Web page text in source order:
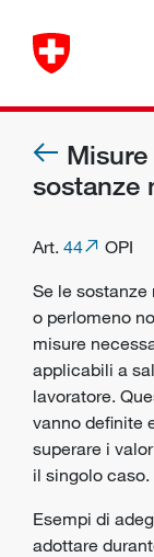
sostanze
Art. 44
OPI
Se le
o perlomeno
misure
applicabili a
lavoratore.
vanno definite
superare i
il singolo caso.
Esempi di
adottare